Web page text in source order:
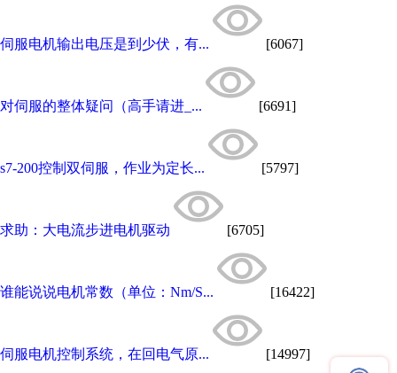
伺服电机输出电压是到少伏，有... [6067]
对伺服的整体疑问（高手请进_... [6691]
s7-200控制双伺服，作业为定长... [5797]
求助：大电流步进电机驱动 [6705]
谁能说说电机常数（单位：Nm/S... [16422]
伺服电机控制系统，在回电气原... [14997]